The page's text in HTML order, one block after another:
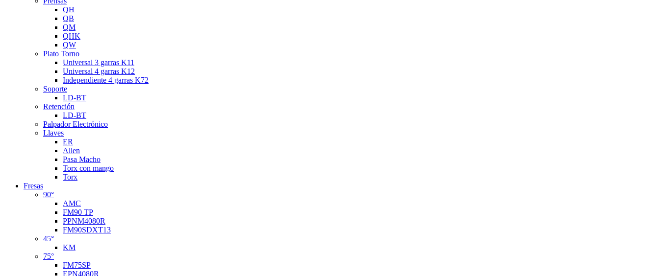
QH
QB
QM
QHK
QW
Plato Torno
Universal 3 garras K11
Universal 4 garras K12
Independiente 4 garras K72
Soporte
LD-BT
Retención
LD-BT
Palpador Electrónico
Llaves
ER
Allen
Pasa Macho
Torx con mango
Torx
Fresas
90°
AMC
FM90 TP
PPNM4080R
FM90SDXT13
45°
KM
75°
FM75SP
EPN4080R